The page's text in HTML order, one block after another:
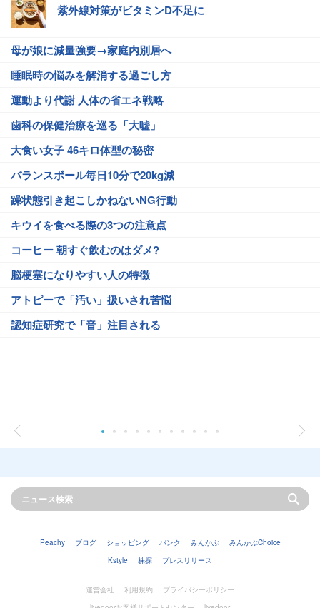
紫外線対策がビタミンD不足に
母が娘に減量強要→家庭内別居へ
睡眠時の悩みを解消する過ごし方
運動より代謝 人体の省エネ戦略
歯科の保健治療を巡る「大嘘」
大食い女子 46キロ体型の秘密
バランスボール毎日10分で20kg減
躁状態引き起こしかねないNG行動
キウイを食べる際の3つの注意点
コーヒー 朝すぐ飲むのはダメ?
脳梗塞になりやすい人の特徴
アトピーで「汚い」扱いされ苦悩
認知症研究で「音」注目される
Peachy ブログ ショッピング バンク みんかぶ
みんかぶChoice
Kstyle
株探 プレスリリース
運営会社 利用規約
プライバシーポリシー